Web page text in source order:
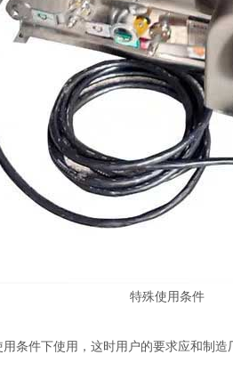
特殊使用条件
件下使用，这时用户的要求应和制造